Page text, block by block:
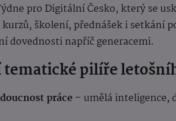
pro Digitální Česko, který se
školení, přednášek i setkání
dovednosti napříč generacemi.
pilíře
práce– umělá inteligence,